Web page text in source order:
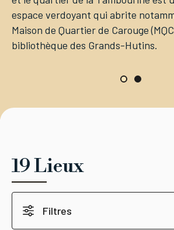
espace verdoyant qui abrite
Maison de Quartier de Carouge
bibliothèque des Grands-Hutins.
19 Lieux
Filtres